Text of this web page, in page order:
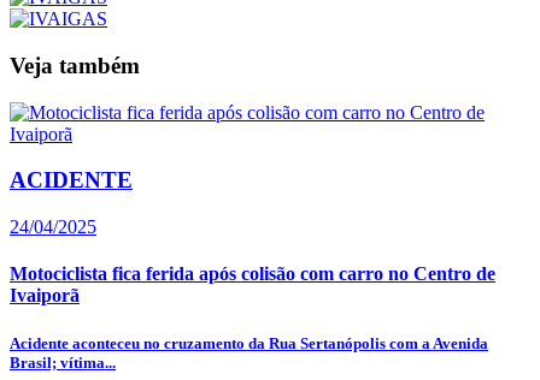
Veja também
ACIDENTE
24/04/2025
Motociclista fica ferida após colisão com carro no Centro de
Ivaiporã
Acidente aconteceu no cruzamento da Rua Sertanópolis com a Avenida
Brasil; vítima...